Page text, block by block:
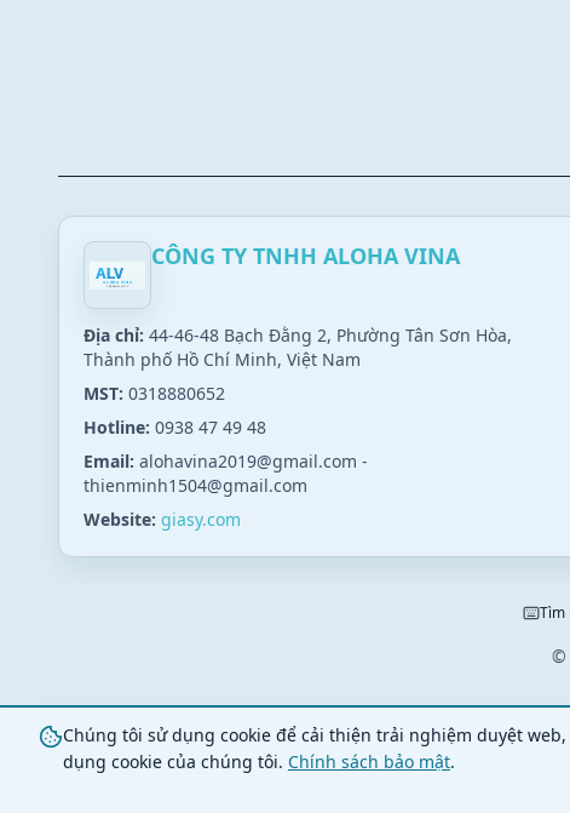
CÔNG TY TNHH ALOHA VINA
Địa chỉ: 44-46-48 Bạch Đằng 2, Phường Tân Sơn Hòa,
Thành phố Hồ Chí Minh, Việt Nam
MST: 0318880652
Hotline: 0938 47 49 48
Email: alohavina2019@gmail.com -
thienminh1504@gmail.com
Website: giasy.com
Tìm
©
Chúng tôi sử dụng cookie để cải thiện trải nghiệm duyệt
dụng cookie của chúng tôi. Chính sách bảo mật.